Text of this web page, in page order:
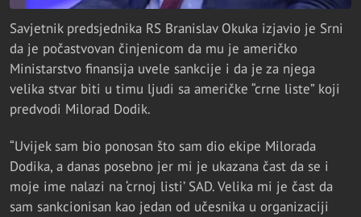
Savjetnik predsjednika RS Branislav Okuka izjavio je Srni
da je počastvovan činjenicom da mu je američko
Ministarstvo finansija uvele sankcije i da je za njega
velika stvar biti u timu ljudi sa američke “crne liste” koji
predvodi Milorad Dodik.
“Uvijek sam bio ponosan što sam dio ekipe Milorada
Dodika, a danas posebno jer mi je ukazana čast da se i
moje ime nalazi na ‘crnoj listi’ SAD. Velika mi je čast da
sam sankcionisan kao jedan od učesnika u organizaciji